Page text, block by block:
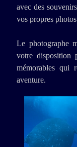
avec des
vos propres
Le photographe
votre disposition
mémorables qui
aventure.